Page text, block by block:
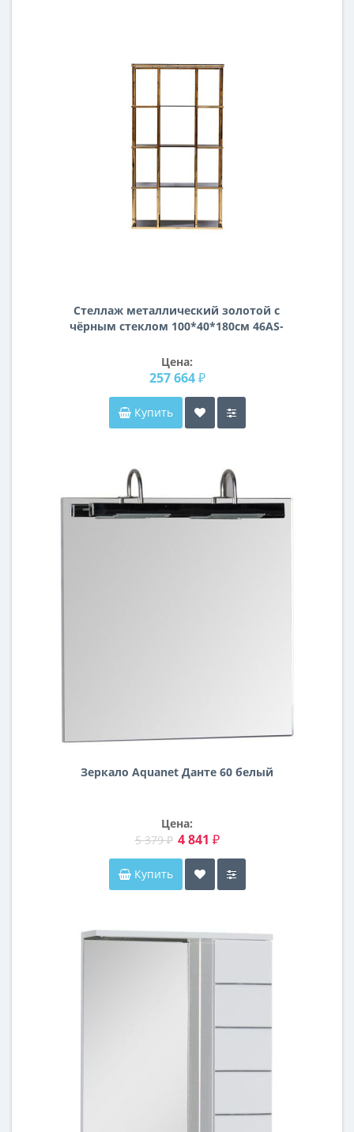
Стеллаж металлический золотой с
чёрным стеклом 100*40*180см 46AS-
Цена:
257 664 ₽
Купить
Зеркало Aquanet Данте 60 белый
Цена:
5 379 ₽ 4 841 ₽
Купить